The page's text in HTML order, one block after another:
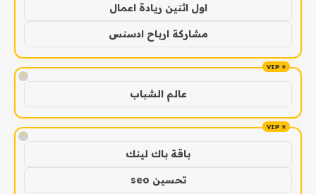
اول اثنين ريادة اعمال
مشاركة ارباح ادسنس
!
عالم الشباب
!
باقة باك لينك
تحسين seo